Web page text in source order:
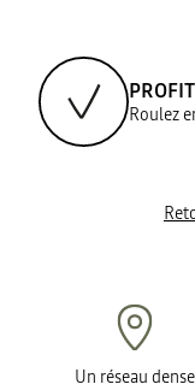
Roulez
Un réseau dense